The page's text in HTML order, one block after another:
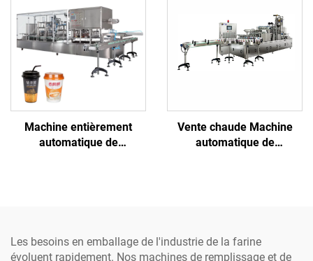
jus
Machine entièrement
automatique de
Vente chaude Machine
automatique de
eau pure
Les besoins en emballage de l'industrie de la farine
évoluent rapidement. Nos machines de remplissage et de